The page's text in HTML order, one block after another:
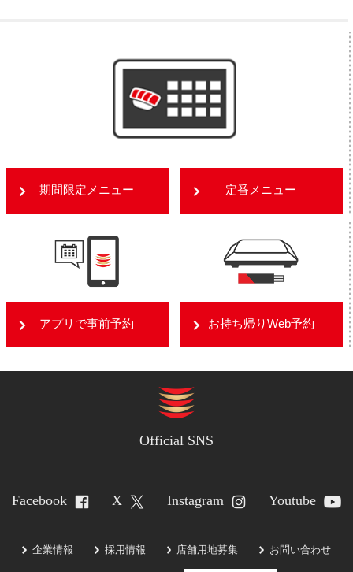
期間限定メニュー 定番メニュー
アプリで事前予約 お持ち帰りWeb予約
Official SNS
Facebook X Instagram Youtube
企業情報 採用情報 店舗用地募集 お問い合わせ